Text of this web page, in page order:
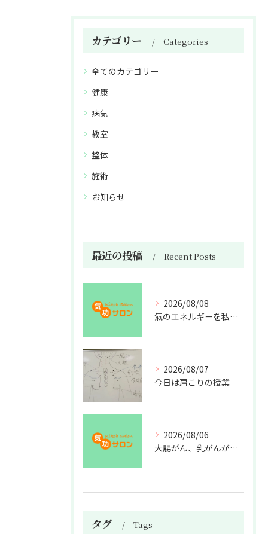
カテゴリー Categories
全てのカテゴリー
健康
病気
教室
整体
施術
お知らせ
最近の投稿 Recent Posts
2026/08/08
氣のエネルギーを私利私欲のために使うな
2026/08/07
今日は肩こりの授業
2026/08/06
大腸がん、乳がんが増えた理由
タグ Tags